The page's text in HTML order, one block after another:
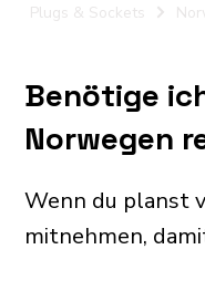
Plugs & Sockets
Benötige
Norwegen
Wenn du planst
mitnehmen,